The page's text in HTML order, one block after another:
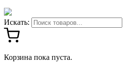
Искать:
Корзина пока пуста.